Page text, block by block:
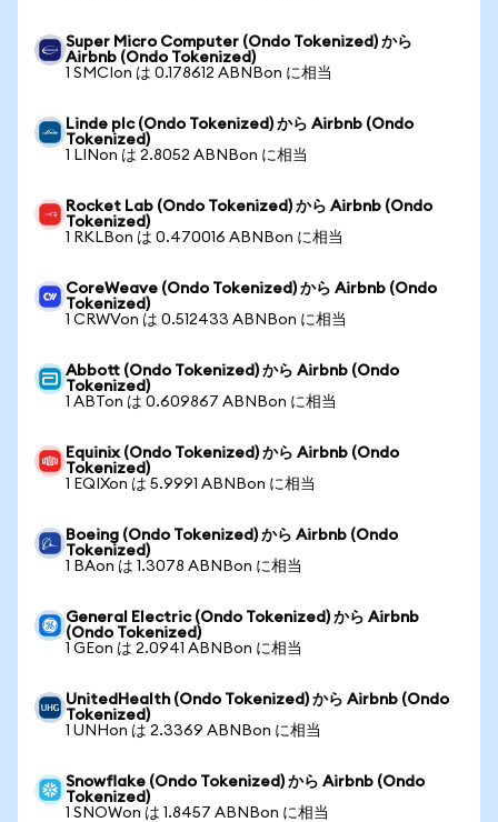
Super Micro Computer (Ondo Tokenized) から
Airbnb (Ondo Tokenized)
1 SMCIon は 0.178612 ABNBon に相当
Linde plc (Ondo Tokenized) から Airbnb (Ondo
Tokenized)
1 LINon は 2.8052 ABNBon に相当
Rocket Lab (Ondo Tokenized) から Airbnb (Ondo
Tokenized)
1 RKLBon は 0.470016 ABNBon に相当
CoreWeave (Ondo Tokenized) から Airbnb (Ondo
Tokenized)
1 CRWVon は 0.512433 ABNBon に相当
Abbott (Ondo Tokenized) から Airbnb (Ondo
Tokenized)
1 ABTon は 0.609867 ABNBon に相当
Equinix (Ondo Tokenized) から Airbnb (Ondo
Tokenized)
1 EQIXon は 5.9991 ABNBon に相当
Boeing (Ondo Tokenized) から Airbnb (Ondo
Tokenized)
1 BAon は 1.3078 ABNBon に相当
General Electric (Ondo Tokenized) から Airbnb
(Ondo Tokenized)
1 GEon は 2.0941 ABNBon に相当
UnitedHealth (Ondo Tokenized) から Airbnb (Ondo
Tokenized)
1 UNHon は 2.3369 ABNBon に相当
Snowflake (Ondo Tokenized) から Airbnb (Ondo
Tokenized)
1 SNOWon は 1.8457 ABNBon に相当